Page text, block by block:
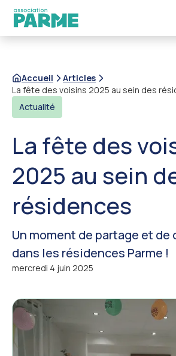
Accueil
Articles
La fête des voisins 2025 au sein des
Actualité
La fête des
2025 au sein
résidences
Un moment de partage et
dans les résidences Parme !
mercredi 4 juin 2025